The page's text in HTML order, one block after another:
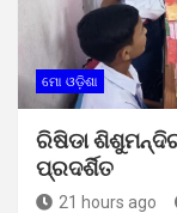
ମୋ ଓଡ଼ିଶା
ରିଷିଡା
ପ୍ରଦର୍ଶିତ
21 hours ago